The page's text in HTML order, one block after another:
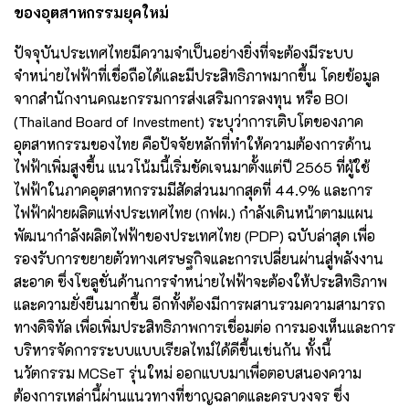
ของอุตสาหกรรมยุคใหม่
ปัจจุบันประเทศไทยมีความจำเป็นอย่างยิ่งที่จะต้องมีระบบ
จำหน่ายไฟฟ้าที่เชื่อถือได้และมีประสิทธิภาพมากขึ้น โดยข้อมูล
จากสำนักงานคณะกรรมการส่งเสริมการลงทุน หรือ BOI
(Thailand Board of Investment) ระบุว่าการเติบโตของภาค
อุตสาหกรรมของไทย คือปัจจัยหลักที่ทำให้ความต้องการด้าน
ไฟฟ้าเพิ่มสูงขึ้น แนวโน้มนี้เริ่มชัดเจนมาตั้งแต่ปี 2565 ที่ผู้ใช้
ไฟฟ้าในภาคอุตสาหกรรมมีสัดส่วนมากสุดที่ 44.9% และการ
ไฟฟ้าฝ่ายผลิตแห่งประเทศไทย (กฟผ.) กำลังเดินหน้าตามแผน
พัฒนากำลังผลิตไฟฟ้าของประเทศไทย (PDP) ฉบับล่าสุด เพื่อ
รองรับการขยายตัวทางเศรษฐกิจและการเปลี่ยนผ่านสู่พลังงาน
สะอาด ซึ่งโซลูชั่นด้านการจำหน่ายไฟฟ้าจะต้องให้ประสิทธิภาพ
และความยั่งยืนมากขึ้น อีกทั้งต้องมีการผสานรวมความสามารถ
ทางดิจิทัล เพื่อเพิ่มประสิทธิภาพการเชื่อมต่อ การมองเห็นและการ
บริหารจัดการระบบแบบเรียลไทม์ได้ดีขึ้นเช่นกัน ทั้งนี้
นวัตกรรม MCSeT รุ่นใหม่ ออกแบบมาเพื่อตอบสนองความ
ต้องการเหล่านี้ผ่านแนวทางที่ชาญฉลาดและครบวงจร ซึ่ง